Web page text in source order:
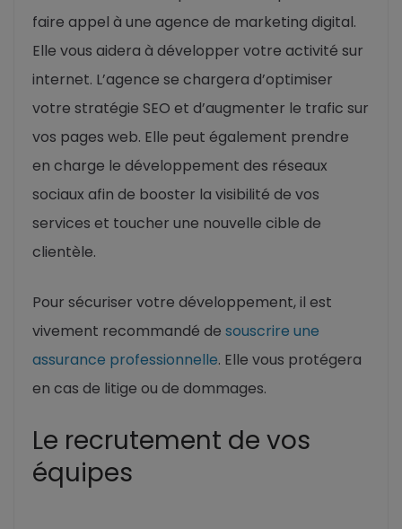
faire appel à une agence de marketing digital.
Elle vous aidera à développer votre activité sur
internet. L’agence se chargera d’optimiser
votre stratégie SEO et d’augmenter le trafic sur
vos pages web. Elle peut également prendre
en charge le développement des réseaux
sociaux afin de booster la visibilité de vos
services et toucher une nouvelle cible de
clientèle.
Pour sécuriser votre développement, il est
vivement recommandé de souscrire une
assurance professionnelle. Elle vous protégera
en cas de litige ou de dommages.
Le recrutement de vos
équipes